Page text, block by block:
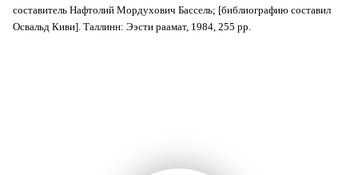
составитель Нафтолий Мордухович Бассель; [библиографию составил
Освальд Киви]. Таллинн: Ээсти раамат, 1984, 255 pp.